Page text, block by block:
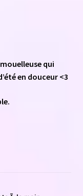
qui
en douceur <3